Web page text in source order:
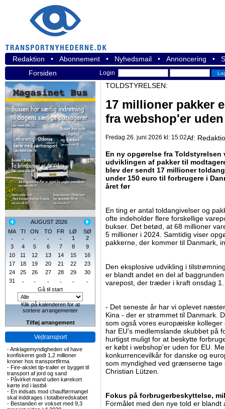
Redaktion • Abonnement • Nyhedsmail • Annoncering •
Forsiden
Login
AUGUST 2026
MA
TI ON TO FR LØ
SØ
-
- - - - 1
2
3
4 5 6 7 8
9
10
11 12 13 14 15
16
17
18 19 20 21 22
23
24
25 26 27 28 29
30
31
- - - - -
-
Gå til start
Klik på kalenderen for at
sortere arrangementer
Tilføj arrangement
Vejtransport
-Anklagemyndigheden vil have
konfiskeret godt 1,2 millioner
kroner hos transportfirma
- Fire-akslet tip-trailer er bygget til
transport af jord og sand
- Påvirket mand uden kørekort
kørte ind i lastbil
- En indsats mod chaufførmangel
skal inddrages i totalberedskabet
- Bestanden er vokset med 9,3
TOLDSTYRELSEN:
17 millioner pakker
fra webshop'er
Fredag 26. juni 2026 kl: 15:02Af:
En ny opgørelse fra Toldstyrelsen
udviklingen af pakker til
blev der sendt 17 millioner
under 150 euro til forbrugere i
året før
En ting er antal toldangivelser og
ofte indeholder flere forskellige
bukser. Det betød, at 68 millioner
5 millioner i 2024. Samtidig viser
pakkerne, der kommer til Danmark,
Den eksplosive udvikling i
er blandt andet en del af
varepost, der træder i kraft onsdag
- Det seneste år har vi oplevet
Kina - der er strømmet til Danmark.
som også vores europæiske
har EU’s medlemslande skubbet på
hurtigst muligt for at beskytte
er købt i webshop'er uden for EU.
konkurrencevilkår for danske og
som myndighed ved grænserne
Christian Lützen.
Fokus på forbrugerbeskyttelse,
Formålet med den nye told er blandt